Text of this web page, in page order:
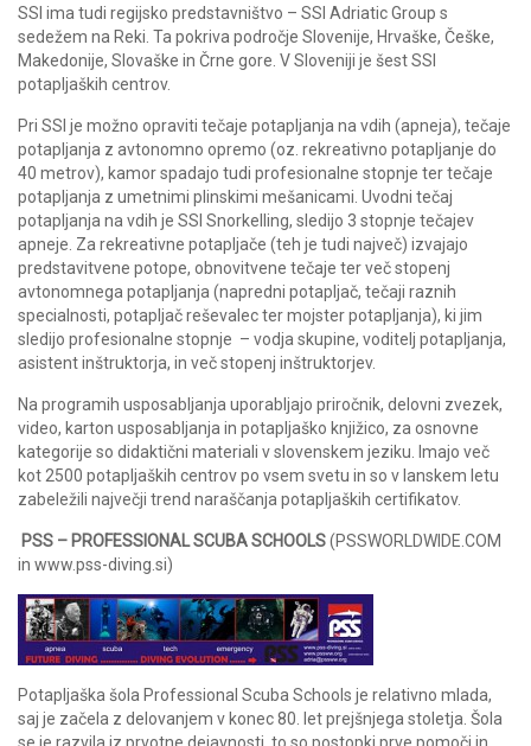
SSI ima tudi regijsko predstavništvo – SSI Adriatic Group s
sedežem na Reki. Ta pokriva področje Slovenije, Hrvaške, Češke,
Makedonije, Slovaške in Črne gore. V Sloveniji je šest SSI
potapljaških centrov.
Pri SSI je možno opraviti tečaje potapljanja na vdih (apneja), tečaje
potapljanja z avtonomno opremo (oz. rekreativno potapljanje do
40 metrov), kamor spadajo tudi profesionalne stopnje ter tečaje
potapljanja z umetnimi plinskimi mešanicami. Uvodni tečaj
potapljanja na vdih je SSI Snorkelling, sledijo 3 stopnje tečajev
apneje. Za rekreativne potapljače (teh je tudi največ) izvajajo
predstavitvene potope, obnovitvene tečaje ter več stopenj
avtonomnega potapljanja (napredni potapljač, tečaji raznih
specialnosti, potapljač reševalec ter mojster potapljanja), ki jim
sledijo profesionalne stopnje – vodja skupine, voditelj potapljanja,
asistent inštruktorja, in več stopenj inštruktorjev.
Na programih usposabljanja uporabljajo priročnik, delovni zvezek,
video, karton usposabljanja in potapljaško knjižico, za osnovne
kategorije so didaktični materiali v slovenskem jeziku. Imajo več
kot 2500 potapljaških centrov po vsem svetu in so v lanskem letu
zabeležili največji trend naraščanja potapljaških certifikatov.
PSS – PROFESSIONAL SCUBA SCHOOLS(PSSWORLDWIDE.COM
in www.pss-diving.si)
Potapljaška šola Professional Scuba Schools je relativno mlada,
saj je začela z delovanjem v konec 80. let prejšnjega stoletja. Šola